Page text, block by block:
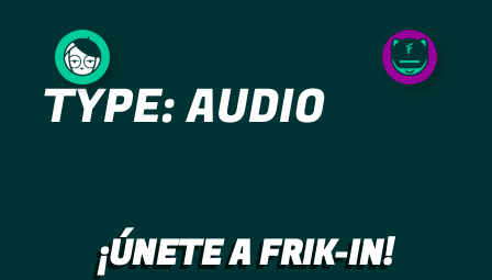
contenido
TYPE:AUDIO
¡ÚNETE A FRIK-IN!